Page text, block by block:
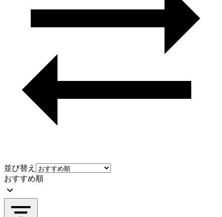
並び替え
おすすめ順